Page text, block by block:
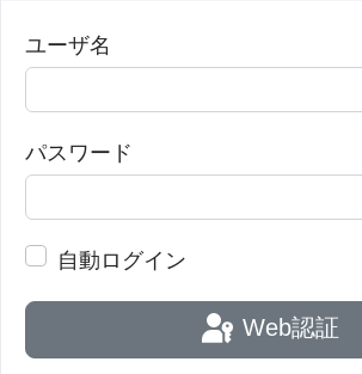
の特定のCNVに特化した研究を組織
とができるのだ。両親の子供をグル
し、効果的な治療法をより早く特
るのだ。」と述べている。
論文の共同筆頭著者だ。グラーン博
ス・ヘイドリッチ博士、モントリ
スチャン・ジャクモン医学博士が共
ユーザ名
パスワード
自動ログイン
Web認証